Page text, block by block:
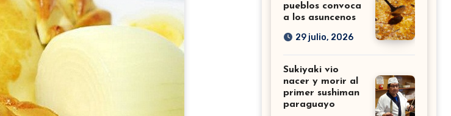
pueblos convoca
a los asuncenos
29 julio, 2026
Sukiyaki vio
nacer y morir al
primer sushiman
paraguayo